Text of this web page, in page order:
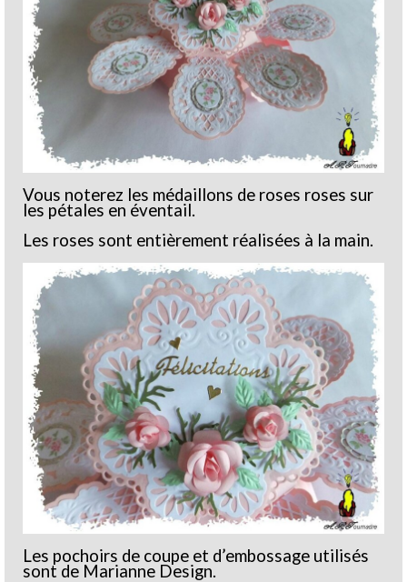
Vous noterez les médaillons de roses roses sur
les pétales en éventail.
Les roses sont entièrement réalisées à la main.
Les pochoirs de coupe et d’embossage utilisés
sont de Marianne Design.